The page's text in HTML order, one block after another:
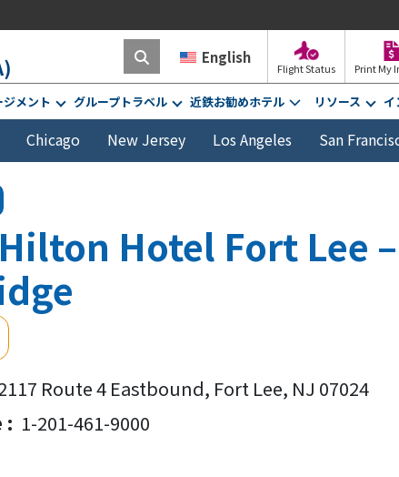
「
English
Flight Status Print My
メント グループトラベル 近鉄お勧めホテル リソース イ
Chicago New Jersey Los Angeles San
Hotel Fort Lee
Route 4 Eastbound, Fort Lee, NJ 07024
: 1-201-461-9000